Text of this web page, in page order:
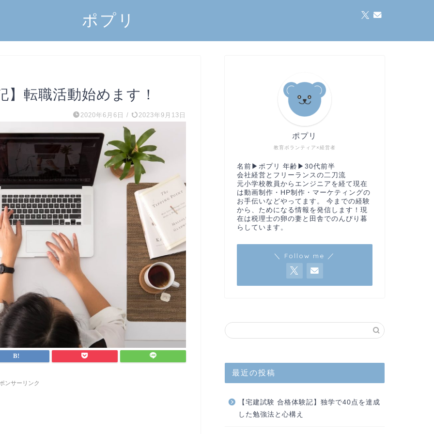
ポプリ
転職活動始めます！
2020年6月6日 / 2023年9月13日
ンサーリンク
教育ボランティア×経営者
ポプリ
名前▶︎ポプリ 年齢▶︎30代前半
会社経営とフリーランスの二刀流
元小学校教員からエンジニアを経て現在
は動画制作・HP制作・マーケティングの
お手伝いなどやってます。 今までの経験
から、ためになる情報を発信します！現
在は税理士の卵の妻と田舎でのんびり暮
らしています。
＼ Follow me ／
最近の投稿
【宅建試験 合格体験記】独学で40点を達成
した勉強法と心構え